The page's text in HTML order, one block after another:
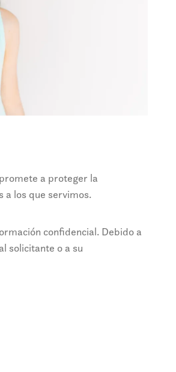
a proteger la
a los que servimos.
confidencial. Debido a
solicitante o a su